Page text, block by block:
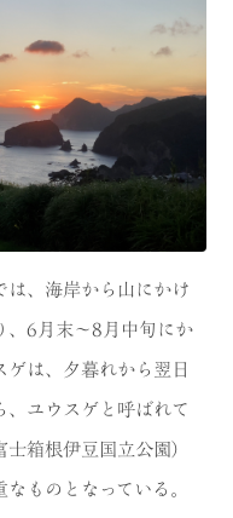
は、海岸から山にかけ
、6月末～8月中旬にか
ゲは、夕暮れから翌日
、ユウスゲと呼ばれて
箱根伊豆国立公園）
ものとなっている。